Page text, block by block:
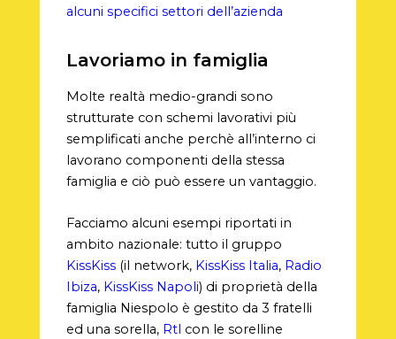
alcuni specifici settori dell’azienda
Lavoriamo in famiglia
Molte realtà medio-grandi sono
strutturate con schemi lavorativi più
semplificati anche perchè all’interno ci
lavorano componenti della stessa
famiglia e ciò può essere un vantaggio.
Facciamo alcuni esempi riportati in
ambito nazionale: tutto il gruppo
KissKiss(il network, KissKiss Italia, Radio
Ibiza, KissKiss Napoli) di proprietà della
famiglia Niespolo è gestito da 3 fratelli
ed una sorella, Rtl con le sorelline